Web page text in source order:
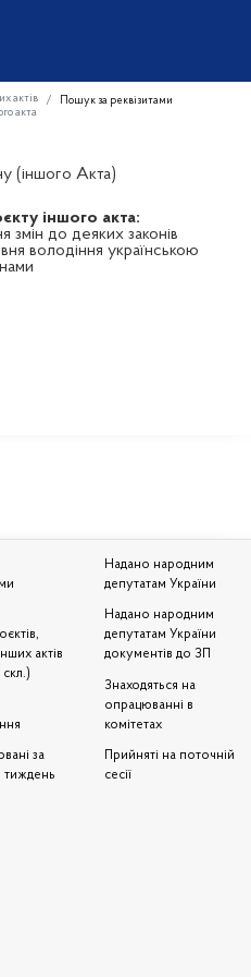
актів
Пошук за реквізитами
акта
(іншого Акта)
іншого акта:
змін до деяких законів
володіння українською
актів
скл.)
за
тиждень
Надано народним
депутатам України
Надано народним
депутатам України
документів до ЗП
Знаходяться на
опрацюванні в
комітетах
Прийняті на поточній
сесії